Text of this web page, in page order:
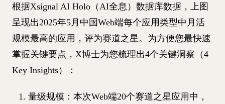
根据Xsignal AI Holo（AI全息）数据库数据，上图
呈现出2025年5月中国Web端每个应用类型中月活
规模最高的应用，评为赛道之星。为方便您最快速
掌握关键要点，X博士为您梳理出4个关键洞察（4
Key Insights）：
量级规模：本次Web端20个赛道之星应用中，